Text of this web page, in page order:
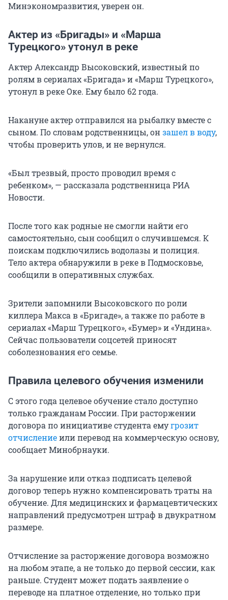
Минэкономразвития, уверен он.
Актер из «Бригады» и «Марша
Турецкого» утонул в реке
Актер Александр Высоковский, известный по
ролям в сериалах «Бригада» и «Марш Турецкого»,
утонул в реке Оке. Ему было 62 года.
Накануне актер отправился на рыбалку вместе с
сыном. По словам родственницы, онзашел в воду,
чтобы проверить улов, и не вернулся.
«Был трезвый, просто проводил время с
ребенком», — рассказала родственница РИА
Новости.
После того как родные не смогли найти его
самостоятельно, сын сообщил о случившемся. К
поискам подключились водолазы и полиция.
Тело актера обнаружили в реке в Подмосковье,
сообщили в оперативных службах.
Зрители запомнили Высоковского по роли
киллера Макса в «Бригаде», а также по работе в
сериалах «Марш Турецкого», «Бумер» и «Ундина».
Сейчас пользователи соцсетей приносят
соболезнования его семье.
Правила целевого обучения изменили
С этого года целевое обучение стало доступно
только гражданам России. При расторжении
договора по инициативе студента емугрозит
отчислениеили перевод на коммерческую основу,
сообщает Минобрнауки.
За нарушение или отказ подписать целевой
договор теперь нужно компенсировать траты на
обучение. Для медицинских и фармацевтических
направлений предусмотрен штраф в двукратном
размере.
Отчисление за расторжение договора возможно
на любом этапе, а не только до первой сессии, как
раньше. Студент может подать заявление о
переводе на платное отделение, но только при